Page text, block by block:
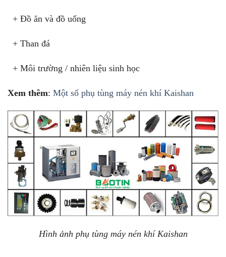
+ Đồ ăn và đồ uống
+ Than đá
+ Môi trường / nhiên liệu sinh học
Xem thêm: Một số phụ tùng máy nén khí Kaishan
Hình ảnh phụ tùng máy nén khí Kaishan